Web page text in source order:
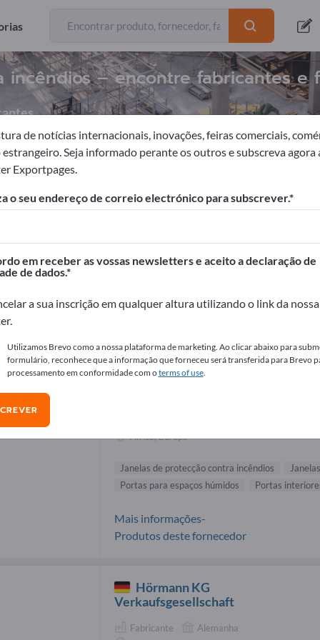
incêndios – encontre fabricantes e
de protecção contra incêndio
comerciais >> comece aqui
produtos na Exportpages.
publique aqui
de Janelas de protecção
África, Europa
Janelas de protecção contra incêndios
Portas para espaços húmidos
Portas
Mais informações-
Produtos deste fornecedor
Hörmann KG
Verkaufsgesellschaft
Fabricante
Alemanha
de notícias internacionais, inovações, feiras comerciais,
estrangeiro. Seja informado perante os outros e subscreva agora
Exportpages.
o seu endereço de correio electrónico para subscrever.
em receber as vossas newsletters e aceito a declaração de
de dados.
a sua inscrição em qualquer altura utilizando o link da nossa
Utilizamos Brevo como a nossa plataforma de marketing. Ao clicar abaixo para
formulário, reconhece que a informação que forneceu será transferida para Brevo
processamento em conformidade com oterms of use.